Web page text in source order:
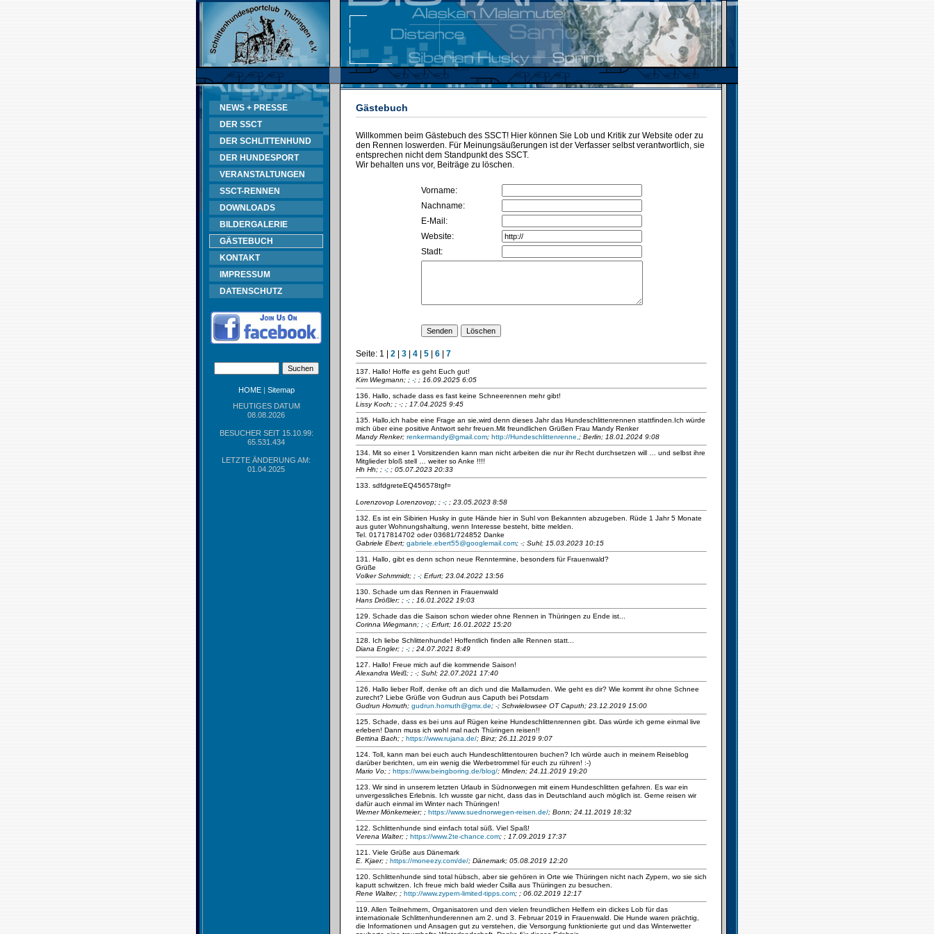
NEWS + PRESSE
DER SSCT
DER SCHLITTENHUND
DER HUNDESPORT
VERANSTALTUNGEN
SSCT-RENNEN
DOWNLOADS
BILDERGALERIE
GÄSTEBUCH
KONTAKT
IMPRESSUM
DATENSCHUTZ
HOME| Sitemap
HEUTIGES DATUM
08.08.2026
BESUCHER SEIT 15.10.99:
65.531.434
LETZTE ÄNDERUNG AM:
01.04.2025
Gästebuch
Willkommen beim Gästebuch des SSCT! Hier können Sie Lob und Kritik zur Website oder zu
den Rennen loswerden. Für Meinungsäußerungen ist der Verfasser selbst verantwortlich, sie
entsprechen nicht dem Standpunkt des SSCT.
Wir behalten uns vor, Beiträge zu löschen.
Vorname:
Nachname:
E-Mail:
Website:
Stadt:
Seite: 1 2 3 4 5 6 7
137. Hallo! Hoffe es geht Euch gut!
Kim Wiegmann; ; -; ; 16.09.2025 6:05
136. Hallo, schade dass es fast keine Schneerennen mehr gibt!
Lissy Koch; ; -; ; 17.04.2025 9:45
135. Hallo,ich habe eine Frage an sie,wird denn dieses Jahr das Hundeschlittenrennen stattfinden.Ich würde
mich über eine positive Antwort sehr freuen.Mit freundlichen Grüßen Frau Mandy Renker
Mandy Renker; renkermandy@gmail.com; http://Hundeschlittenrenne, ; Berlin; 18.01.2024 9:08
134. Mit so einer 1 Vorsitzenden kann man nicht arbeiten die nur ihr Recht durchsetzen will … und selbst ihre
Mitglieder bloß stell … weiter so Anke !!!!
Hh Hh; ; -; ; 05.07.2023 20:33
133. sdfdgreteEQ456578tgf=
Lorenzovop Lorenzovop; ; -; ; 23.05.2023 8:58
132. Es ist ein Sibirien Husky in gute Hände hier in Suhl von Bekannten abzugeben. Rüde 1 Jahr 5 Monate
aus guter Wohnungshaltung, wenn Interesse besteht, bitte melden.
Tel. 01717814702 oder 03681/724852 Danke
Gabriele Ebert; gabriele.ebert55@googlemail.com; -; Suhl; 15.03.2023 10:15
131. Hallo, gibt es denn schon neue Renntermine, besonders für Frauenwald?
Grüße
Volker Schmmidt; ; -; Erfurt; 23.04.2022 13:56
130. Schade um das Rennen in Frauenwald
Hans Drößler; ; -; ; 16.01.2022 19:03
129. Schade das die Saison schon wieder ohne Rennen in Thüringen zu Ende ist...
Corinna Wiegmann; ; -; Erfurt; 16.01.2022 15:20
128. Ich liebe Schlittenhunde! Hoffentlich finden alle Rennen statt...
Diana Engler; ; -; ; 24.07.2021 8:49
127. Hallo! Freue mich auf die kommende Saison!
Alexandra Weiß; ; -; Suhl; 22.07.2021 17:40
126. Hallo lieber Rolf, denke oft an dich und die Mallamuden. Wie geht es dir? Wie kommt ihr ohne Schnee
zurecht? Liebe Grüße von Gudrun aus Caputh bei Potsdam
Gudrun Homuth; gudrun.homuth@gmx.de; -; Schwielowsee OT Caputh; 23.12.2019 15:00
125. Schade, dass es bei uns auf Rügen keine Hundeschlittenrennen gibt. Das würde ich gerne einmal live
erleben! Dann muss ich wohl mal nach Thüringen reisen!!
Bettina Bach; ; https://www.rujana.de/; Binz; 26.11.2019 9:07
124. Toll, kann man bei euch auch Hundeschlittentouren buchen? Ich würde auch in meinem Reiseblog
darüber berichten, um ein wenig die Werbetrommel für euch zu rühren! :-)
Mario Vo; ; https://www.beingboring.de/blog/; Minden; 24.11.2019 19:20
123. Wir sind in unserem letzten Urlaub in Südnorwegen mit einem Hundeschlitten gefahren. Es war ein
unvergessliches Erlebnis. Ich wusste gar nicht, dass das in Deutschland auch möglich ist. Gerne reisen wir
dafür auch einmal im Winter nach Thüringen!
Werner Mönkemeier; ; https://www.suednorwegen-reisen.de/; Bonn; 24.11.2019 18:32
122. Schlittenhunde sind einfach total süß. Viel Spaß!
Verena Walter; ; https://www.2te-chance.com; ; 17.09.2019 17:37
121. Viele Grüße aus Dänemark
E. Kjaer; ; https://moneezy.com/de/; Dänemark; 05.08.2019 12:20
120. Schlittenhunde sind total hübsch, aber sie gehören in Orte wie Thüringen nicht nach Zypern, wo sie sich
kaputt schwitzen. Ich freue mich bald wieder Csilla aus Thüriingen zu besuchen.
Rene Walter; ; http://www.zypern-limited-tipps.com; ; 06.02.2019 12:17
119. Allen Teilnehmern, Organisatoren und den vielen freundlichen Helfern ein dickes Lob für das
internationale Schlittenhunderennen am 2. und 3. Februar 2019 in Frauenwald. Die Hunde waren prächtig,
die Informationen und Ansagen gut zu verstehen, die Versorgung funktionierte gut und das Winterwetter